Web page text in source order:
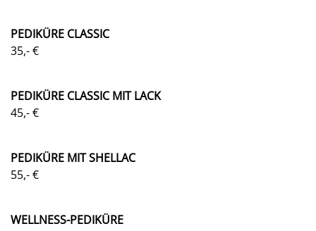
PEDIKÜRE CLASSIC
35,- €
PEDIKÜRE CLASSIC MIT LACK
45,- €
PEDIKÜRE MIT SHELLAC
55,- €
WELLNESS-PEDIKÜRE